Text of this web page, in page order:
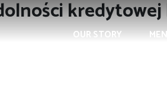
OUR STORY